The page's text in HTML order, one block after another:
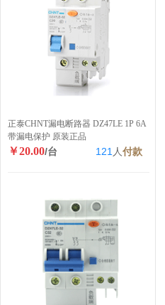
正泰CHNT漏电断路器 DZ47LE 1P 6A
带漏电保护 原装正品
￥20.00/台 121 人付款